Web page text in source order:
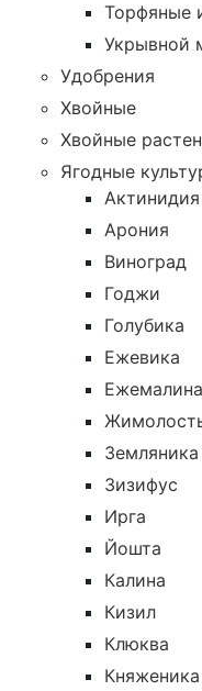
Торфяные
Укрывной
Удобрения
Хвойные
Хвойные
Ягодные
Актинидия
Арония
Виноград
Годжи
Голубика
Ежевика
Ежемалина
Земляника
Зизифус
Ирга
Йошта
Калина
Кизил
Клюква
Княженика